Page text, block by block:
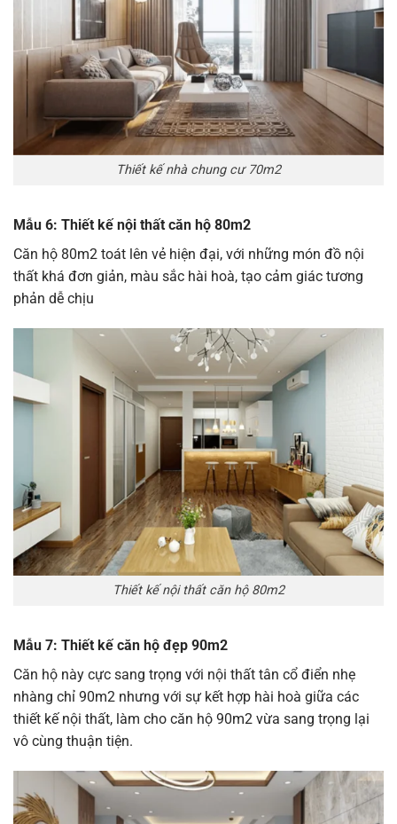
Thiết kế nhà chung cư 70m2
Mẫu 6: Thiết kế nội thất căn hộ 80m2
Căn hộ 80m2 toát lên vẻ hiện đại, với những món đồ nội
thất khá đơn giản, màu sắc hài hoà, tạo cảm giác tương
phản dễ chịu
Thiết kế nội thất căn hộ 80m2
Mẫu 7: Thiết kế căn hộ đẹp 90m2
Căn hộ này cực sang trọng với nội thất tân cổ điển nhẹ
nhàng chỉ 90m2 nhưng với sự kết hợp hài hoà giữa các
thiết kế nội thất, làm cho căn hộ 90m2 vừa sang trọng lại
vô cùng thuận tiện.